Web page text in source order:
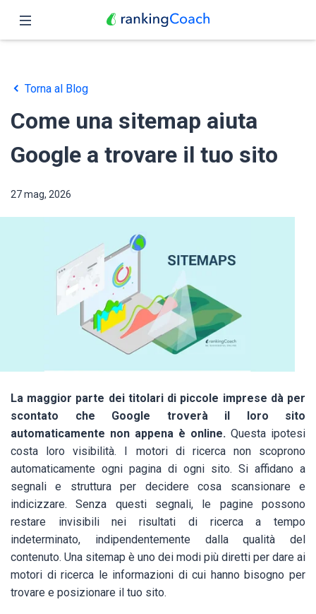
Funzioni
Prezzo
Partner
Blog
Torna al Blog
Come una sitemap aiuta
Google a trovare il tuo sito
27 mag, 2026
La maggior parte dei titolari di piccole imprese dà per
scontato che Google troverà il loro sito
automaticamente non appena è online. Questa ipotesi
costa loro visibilità. I motori di ricerca non scoprono
automaticamente ogni pagina di ogni sito. Si affidano a
segnali e struttura per decidere cosa scansionare e
indicizzare. Senza questi segnali, le pagine possono
restare invisibili nei risultati di ricerca a tempo
indeterminato, indipendentemente dalla qualità del
contenuto. Una sitemap è uno dei modi più diretti per dare ai
motori di ricerca le informazioni di cui hanno bisogno per
trovare e posizionare il tuo sito.